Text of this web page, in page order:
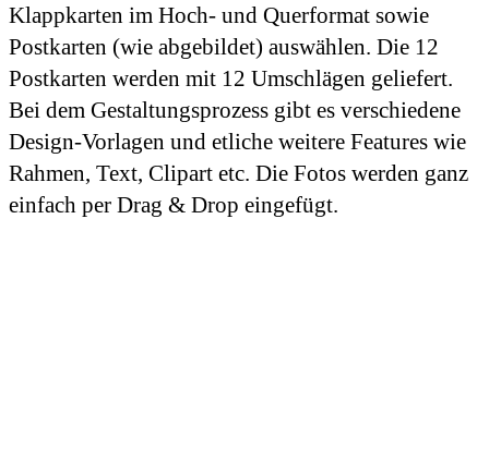
Klappkarten im Hoch- und Querformat sowie
Postkarten (wie abgebildet) auswählen. Die 12
Postkarten werden mit 12 Umschlägen geliefert.
Bei dem Gestaltungsprozess gibt es verschiedene
Design-Vorlagen und etliche weitere Features wie
Rahmen, Text, Clipart etc. Die Fotos werden ganz
einfach per Drag & Drop eingefügt.